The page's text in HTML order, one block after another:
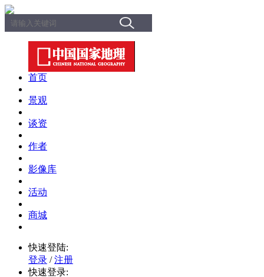
首页
景观
谈资
作者
影像库
活动
商城
快速登陆:
登录 / 注册
快速登录: